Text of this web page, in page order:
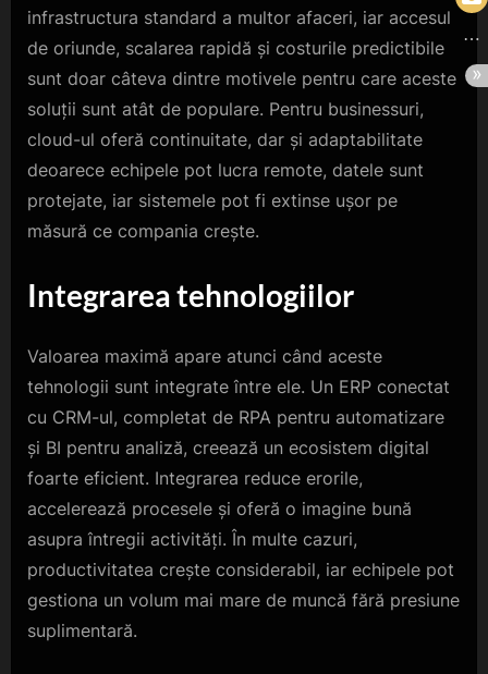
infrastructura standard a multor afaceri, iar accesul
de oriunde, scalarea rapidă și costurile predictibile
sunt doar câteva dintre motivele pentru care aceste
soluții sunt atât de populare. Pentru businessuri,
cloud-ul oferă continuitate, dar și adaptabilitate
deoarece echipele pot lucra remote, datele sunt
protejate, iar sistemele pot fi extinse ușor pe
măsură ce compania crește.
Integrarea tehnologiilor
Valoarea maximă apare atunci când aceste
tehnologii sunt integrate între ele. Un ERP conectat
cu CRM-ul, completat de RPA pentru automatizare
și BI pentru analiză, creează un ecosistem digital
foarte eficient. Integrarea reduce erorile,
accelerează procesele și oferă o imagine bună
asupra întregii activități. În multe cazuri,
productivitatea crește considerabil, iar echipele pot
gestiona un volum mai mare de muncă fără presiune
suplimentară.